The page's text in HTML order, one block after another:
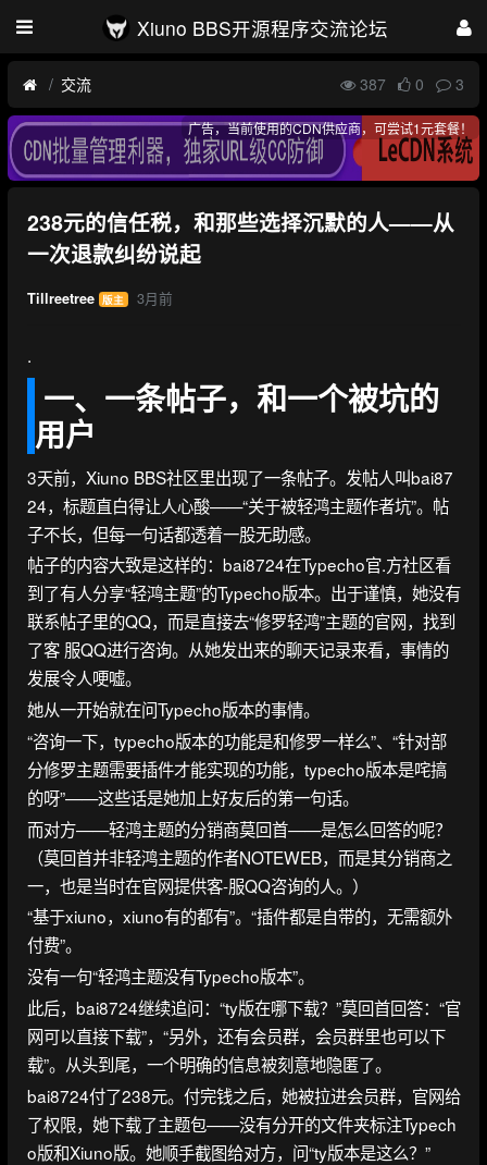
Xiuno BBS开源程序交流论坛
交流 387 0 3
广告，当前使用的CDN供应商，可尝试1元套餐！
238元的信任税，和那些选择沉默的人——从
一次退款纠纷说起
Tillreetree 版主 3月前
.
一、一条帖子，和一个被坑的
用户
3天前，Xiuno BBS社区里出现了一条帖子。发帖人叫bai87
24，标题直白得让人心酸——“关于被轻鸿主题作者坑”。帖
子不长，但每一句话都透着一股无助感。
帖子的内容大致是这样的：bai8724在Typecho官.方社区看
到了有人分享“轻鸿主题”的Typecho版本。出于谨慎，她没有
联系帖子里的QQ，而是直接去“修罗轻鸿”主题的官网，找到
了客 服QQ进行咨询。从她发出来的聊天记录来看，事情的
发展令人哽嘘。
她从一开始就在问Typecho版本的事情。
“咨询一下，typecho版本的功能是和修罗一样么”、“针对部
分修罗主题需要插件才能实现的功能，typecho版本是咤搞
的呀”——这些话是她加上好友后的第一句话。
而对方——轻鸿主题的分销商莫回首——是怎么回答的呢？
（莫回首并非轻鸿主题的作者NOTEWEB，而是其分销商之
一，也是当时在官网提供客-服QQ咨询的人。）
“基于xiuno，xiuno有的都有”。“插件都是自带的，无需额外
付费”。
没有一句“轻鸿主题没有Typecho版本”。
此后，bai8724继续追问：“ty版在哪下载？”莫回首回答：“官
网可以直接下载”，“另外，还有会员群，会员群里也可以下
载”。从头到尾，一个明确的信息被刻意地隐匿了。
bai8724付了238元。付完钱之后，她被拉进会员群，官网给
了权限，她下载了主题包——没有分开的文件夹标注Typech
o版和Xiuno版。她顺手截图给对方，问“ty版本是这么？”